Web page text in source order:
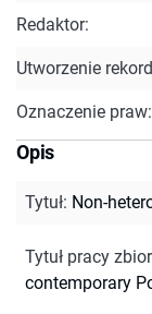
Redaktor:
Utworzenie
Oznaczenie praw:
Opis
Tytuł: Non-
Tytuł pracy
contemporary